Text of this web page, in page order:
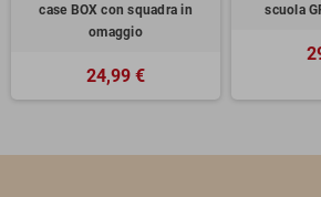
case BOX con squadra in
omaggio
24,99 €
scuola